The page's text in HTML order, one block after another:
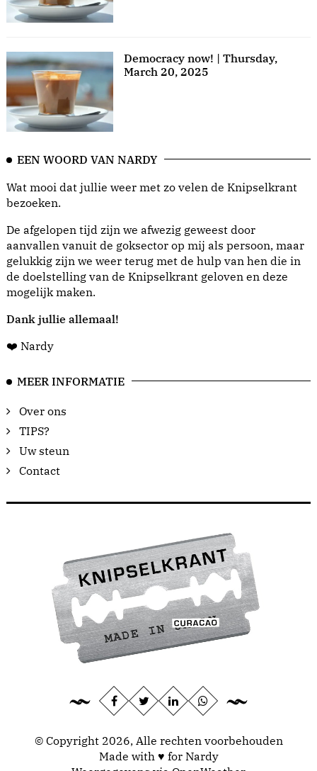
Democracy now! | Thursday,
March 20, 2025
EEN WOORD VAN NARDY
Wat mooi dat jullie weer met zo velen de Knipselkrant
bezoeken.
De afgelopen tijd zijn we afwezig geweest door
aanvallen vanuit de goksector op mij als persoon, maar
gelukkig zijn we weer terug met de hulp van hen die in
de doelstelling van de Knipselkrant geloven en deze
mogelijk maken.
Dank jullie allemaal!
❤️ Nardy
MEER INFORMATIE
Over ons
TIPS?
Uw steun
Contact
© Copyright 2026, Alle rechten voorbehouden
Made with ♥ for Nardy